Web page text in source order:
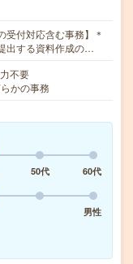
受付対応含む事務】＊
出する資料作成の…
不要
かの事務
50代
60代
男性